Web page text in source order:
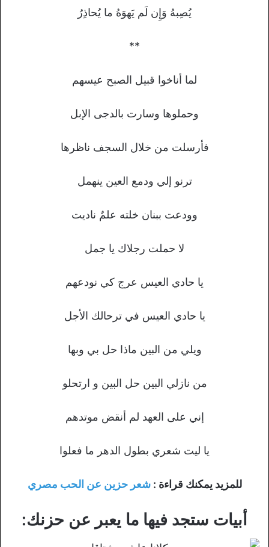
يُصِبهُ وَإِن لَم يَهوَهُ ما يُحاذِرُ
**
لما أناخوا قبيل الصبح عيسهم
وحملوها وسارت بالدجى الإبل
فأرسلت من خلال السجف ناظرها
ترنو إلي ودمع العين ينهمل
وودعت ببنان خلته علمٌ ناديت
لا حملت رجلاك يا جمل
يا حادي العيس عرج كي نودعهم
يا حادي العيس في ترحالك الأجل
ويلي من البين ماذا حل بي وبها
من نازلي البين حل البين و ارتحلو
إني على العهد لم أنقض موتدهم
يا ليت شعري بطول الدهر ما فعلوا
للمزيد يمكنك قراءة :شعر حزين عن الحب مصري
أبيات ستجد فيها ما يعبر عن حزنك: